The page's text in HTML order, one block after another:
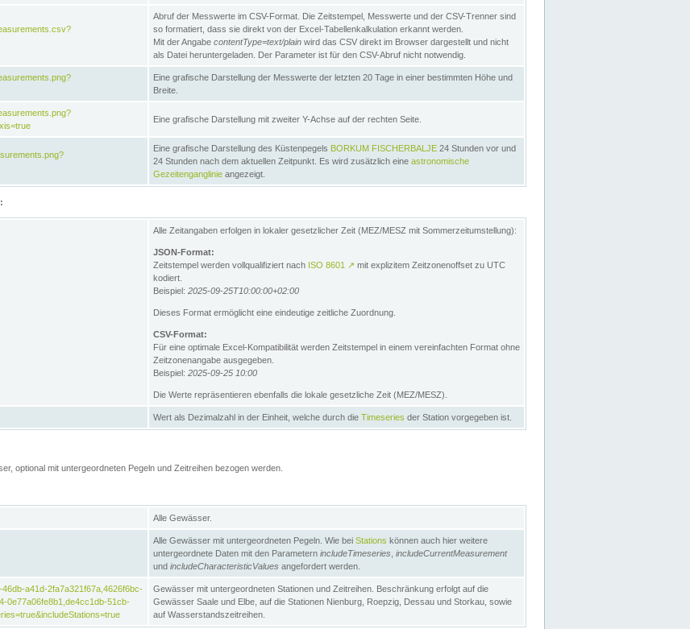
Abruf der Messwerte im CSV-Format. Die Zeitstempel, Messwerte und der CSV-Trenner sind
so formatiert, dass sie direkt von der Excel-Tabellenkalkulation erkannt werden.
Mit der Angabe contentType=text/plain wird das CSV direkt im Browser dargestellt und nicht
als Datei heruntergeladen. Der Parameter ist für den CSV-Abruf nicht notwendig.
Eine grafische Darstellung der Messwerte der letzten 20 Tage in einer bestimmten Höhe und
Breite.
Eine grafische Darstellung mit zweiter Y-Achse auf der rechten Seite.
Eine grafische Darstellung des Küstenpegels BORKUM FISCHERBALJE 24 Stunden vor und
24 Stunden nach dem aktuellen Zeitpunkt. Es wird zusätzlich eine astronomische
Gezeitenganglinie angezeigt.
Alle Zeitangaben erfolgen in lokaler gesetzlicher Zeit (MEZ/MESZ mit Sommerzeitumstellung):
JSON-Format:
Zeitstempel werden vollqualifiziert nach ISO 8601 ↗ mit explizitem Zeitzonenoffset zu UTC
kodiert.
Beispiel: 2025-09-25T10:00:00+02:00
Dieses Format ermöglicht eine eindeutige zeitliche Zuordnung.
CSV-Format:
Für eine optimale Excel-Kompatibilität werden Zeitstempel in einem vereinfachten Format ohne
Zeitzonenangabe ausgegeben.
Beispiel: 2025-09-25 10:00
Die Werte repräsentieren ebenfalls die lokale gesetzliche Zeit (MEZ/MESZ).
Wert als Dezimalzahl in der Einheit, welche durch die Timeseries der Station vorgegeben ist.
optional mit untergeordneten Pegeln und Zeitreihen bezogen werden.
Alle Gewässer.
Alle Gewässer mit untergeordneten Pegeln. Wie bei Stations können auch hier weitere
untergeordnete Daten mit den Parametern includeTimeseries includeCurrentMeasurement
und includeCharacteristicValues angefordert werden.
a41d-2fa7a321f67a,4626f6bc-
0e77a06fe8b1,de4cc1db-51cb-
Gewässer mit untergeordneten Stationen und Zeitreihen. Beschränkung erfolgt auf die
Gewässer Saale und Elbe, auf die Stationen Nienburg, Roepzig, Dessau und Storkau, sowie
auf Wasserstandszeitreihen.